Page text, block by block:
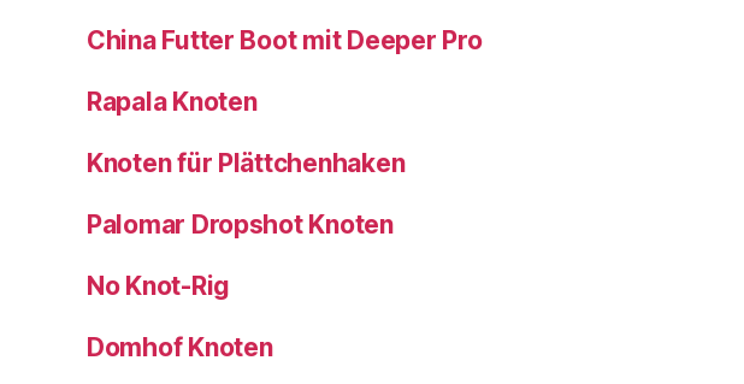
China Futter Boot mit Deeper Pro
Rapala Knoten
Knoten für Plättchenhaken
Palomar Dropshot Knoten
No Knot-Rig
Domhof Knoten